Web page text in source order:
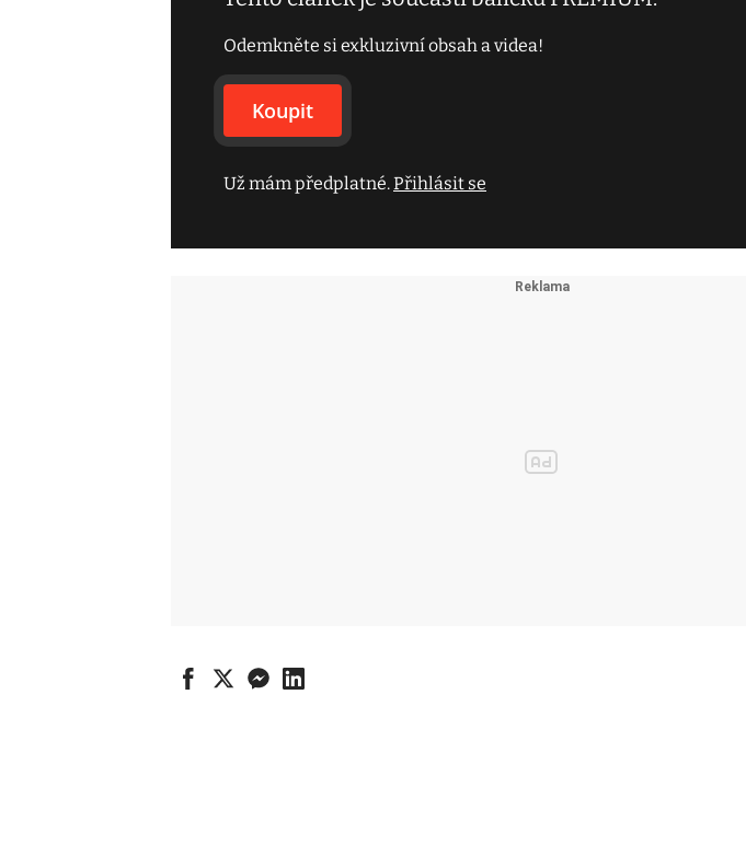
Odemkněte si exkluzivní obsah a videa!
Koupit
Už mám předplatné.Přihlásit se